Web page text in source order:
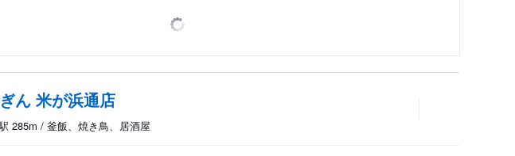
ん 米が浜通店
285m / 釜飯、焼き鳥、居酒屋